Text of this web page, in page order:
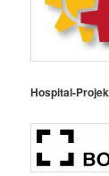
Hospital-